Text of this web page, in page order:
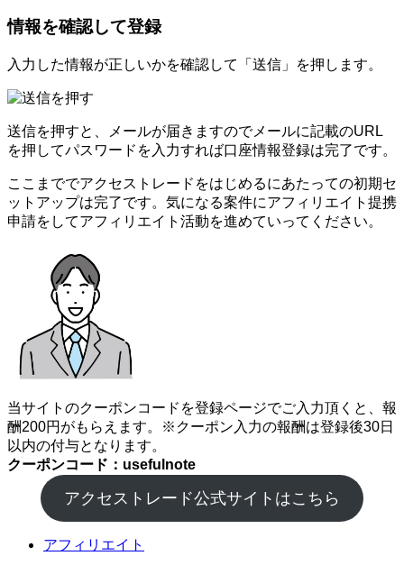
情報を確認して登録
入力した情報が正しいかを確認して「送信」を押します。
送信を押すと、メールが届きますのでメールに記載のURL
を押してパスワードを入力すれば口座情報登録は完了です。
ここまででアクセストレードをはじめるにあたっての初期セ
ットアップは完了です。気になる案件にアフィリエイト提携
申請をしてアフィリエイト活動を進めていってください。
当サイトのクーポンコードを登録ページでご入力頂くと、報
酬200円がもらえます。※クーポン入力の報酬は登録後30日
以内の付与となります。
クーポンコード：usefulnote
アクセストレード公式サイトはこちら
アフィリエイト